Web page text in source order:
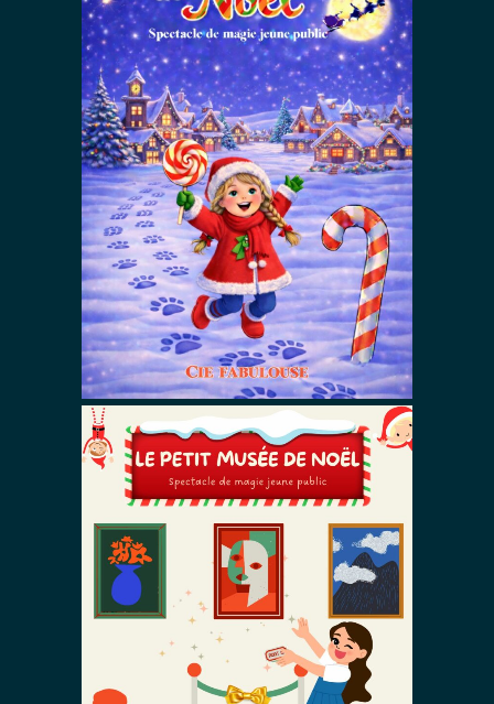
Le Voyage
Magique de
Noël
Autres Spectacles De Magie
Spectacles De Noël
Le Petit Musée
de Noël
Spectacles De Noël